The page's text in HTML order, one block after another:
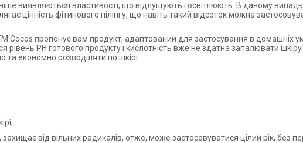
виявляються властивості, що відлущують і освітлюють. В даному
цінність фітинового пілінгу, що навіть такий відсоток можна
ТМ Cocos пропонує вам продукт, адаптований для застосування в домашніх
РН готового продукту і кислотність вже не здатна запалювати
економно розподіляти по шкірі.
від вільних радикалів, отже, може застосовуватися цілий рік, без